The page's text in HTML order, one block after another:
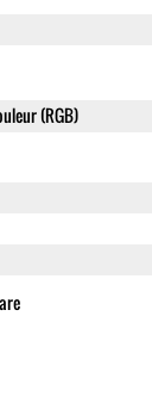
(RGB)